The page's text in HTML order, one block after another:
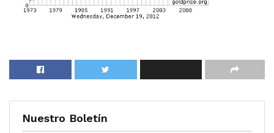
Nuestro Boletín